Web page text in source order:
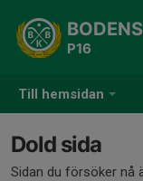
Till hemsidan
P16
Dold sida
Sidan du försöker nå